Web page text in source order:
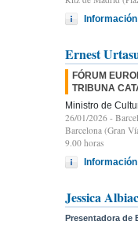
Ernest
FÓRUM
TRIBUNA
Ministro de
26/01/2026 -
Barcelona (Gran
9.00 horas
Jessica
Presentadora de